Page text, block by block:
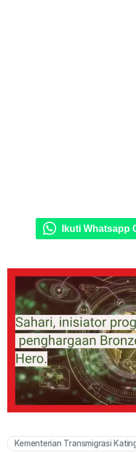
Ikuti Whatsapp
Kementerian Transmigrasi